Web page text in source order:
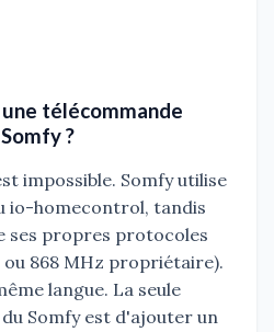
télécommande
?
impossible. Somfy utilise
io-homecontrol, tandis
ses propres protocoles
ou 868 MHz propriétaire).
langue. La seule
Somfy est d'ajouter un